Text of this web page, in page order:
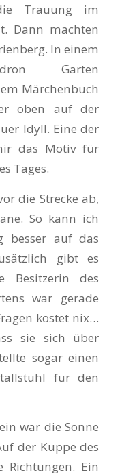
Trauung im
Dann machten
In einem
Garten
Märchenbuch
oben auf der
Idyll. Eine der
das Motiv für
Tages.
die Strecke ab,
So kann ich
besser auf das
gibt es
Besitzerin des
war gerade
kostet nix…
sie sich über
sogar einen
für den
war die Sonne
der Kuppe des
Ein